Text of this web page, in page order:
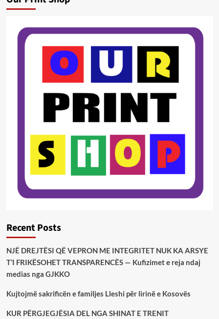
Recent Posts
NJË DREJTËSI QË VEPRON ME INTEGRITET NUK KA ARSYE
T’I FRIKËSOHET TRANSPARENCËS — Kufizimet e reja ndaj
medias nga GJKKO
Kujtojmë sakrificën e familjes Lleshi për lirinë e Kosovës
KUR PËRGJEGJËSIA DEL NGA SHINAT E TRENIT